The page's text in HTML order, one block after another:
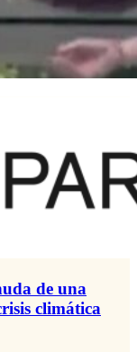
de una
climática